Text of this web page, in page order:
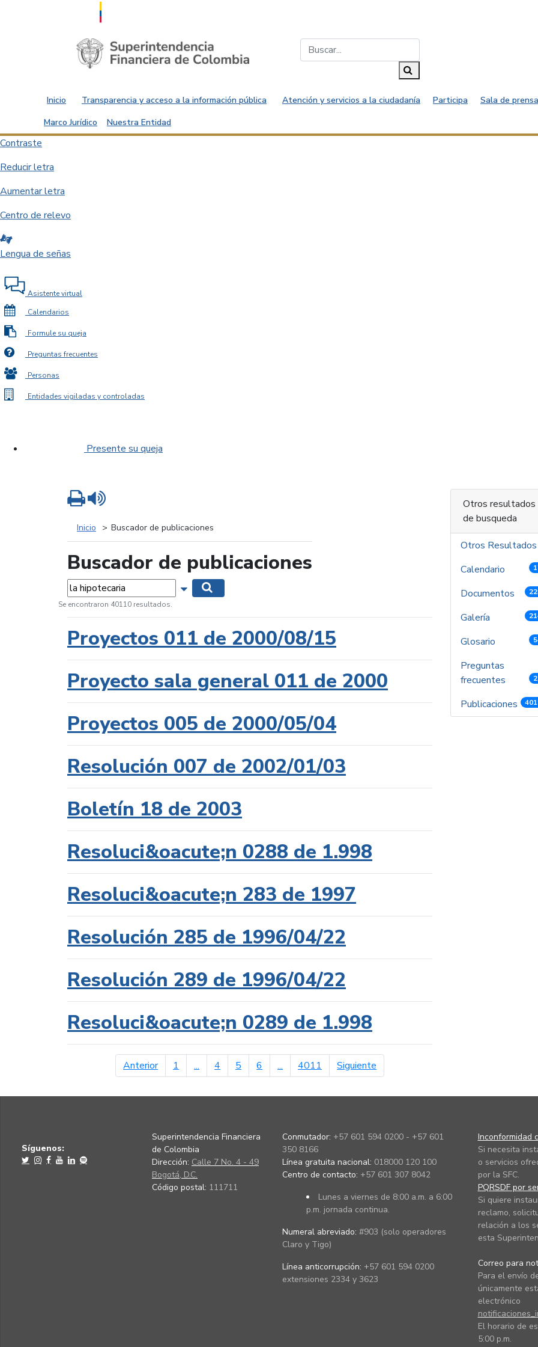
Saltar al contenido principal
Inicio Transparencia y acceso a la información pública Atención y servicios a la ciudadanía Participa Sala de
Marco Jurídico
Nuestra Entidad
Contraste
Reducir letra
Aumentar letra
Centro de relevo
Lengua de señas
Asistente virtual
Calendarios
Formule su queja
Preguntas frecuentes
Personas
Entidades vigiladas y controladas
Presente su queja
Inicio Buscador de publicaciones
Buscador de publicaciones
Palabras... Mostrar opciones de búsqueda
Se encontraron 40110 resultados.
Proyectos 011 de 2000/08/15
Proyecto sala general 011 de 2000
Proyectos 005 de 2000/05/04
Resolución 007 de 2002/01/03
Boletín 18 de 2003
Resoluci&oacute;n 0288 de 1.998
Resoluci&oacute;n 283 de 1997
Resolución 285 de 1996/04/22
Resolución 289 de 1996/04/22
Resoluci&oacute;n 0289 de 1.998
Anteriorpágina anterior
1 ... 4 5 6 ... 4011 Siguiente
Imprimir
Otros resultados
de busqueda
Otros Resultados
Calendario
Documentos
Galería
Glosario
Preguntas
frecuentes
Publicaciones
Síguenos:
Superintendencia Financiera
de Colombia
Dirección: Calle 7 No. 4 - 49
Bogotá, D.C.
Código postal: 111711
Conmutador: +57 601 594 0200 - +57 601
350 8166
Línea gratuita nacional: 018000 120 100
Centro de contacto: +57 601 307 8042
Lunes a viernes de 8:00 a.m. a 6:00
p.m. jornada continua.
Numeral abreviado: #903 (solo operadores
Claro y Tigo)
Línea anticorrupción: +57 601 594 0200
extensiones 2334 y 3623
Inconformidad
Si necesita
o servicios
por la SFC.
PQRSDF por
Si quiere
reclamo,
relación a los
esta
Correo para
Para el envío
únicamente
electrónico
El horario de
5:00 p.m.